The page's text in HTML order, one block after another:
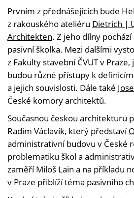
Prvním z přednášejících bude
z rakouského ateliéru Dietrich |
Architekten. Z jeho dílny
pasivní školka. Mezi dalšími
z Fakulty stavební ČVUT v
budou různé přístupy k
a jejich souvislosti. Dále také
České komory architektů.
Současnou českou architekturu
Radim Václavík, který představí
administrativní budovu v České
problematiku škol a
zaměří Miloš Lain a na příkladu
v Praze přiblíží téma pasivního